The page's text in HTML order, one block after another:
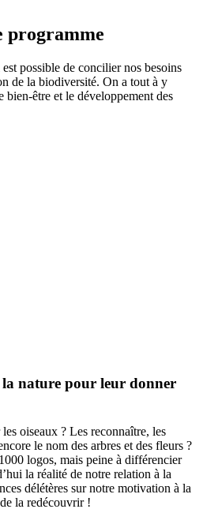
programme
possible de concilier nos besoins
de la biodiversité. On a tout à y
bien-être et le développement des
la nature pour leur donner
oiseaux ? Les reconnaître, les
le nom des arbres et des fleurs ?
logos, mais peine à différencier
la réalité de notre relation à la
délétères sur notre motivation à la
la redécouvrir !